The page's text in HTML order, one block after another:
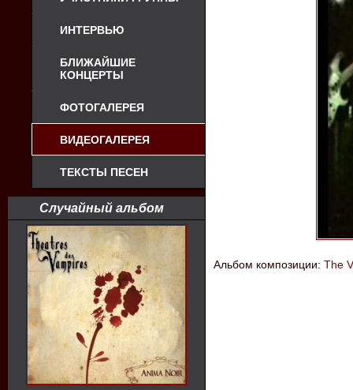
ИНТЕРВЬЮ
БЛИЖАЙШИЕ
КОНЦЕРТЫ
ФОТОГАЛЕРЕЯ
ВИДЕОГАЛЕРЕЯ
ТЕКСТЫ ПЕСЕН
Случайный альбом
Альбом композиции: The